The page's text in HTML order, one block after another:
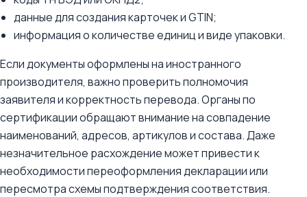
данные для создания карточек и GTIN;
информация о количестве единиц и виде упаковки.
Если документы оформлены на иностранного
производителя, важно проверить полномочия
заявителя и корректность перевода. Органы по
сертификации обращают внимание на совпадение
наименований, адресов, артикулов и состава. Даже
незначительное расхождение может привести к
необходимости переоформления декларации или
пересмотра схемы подтверждения соответствия.